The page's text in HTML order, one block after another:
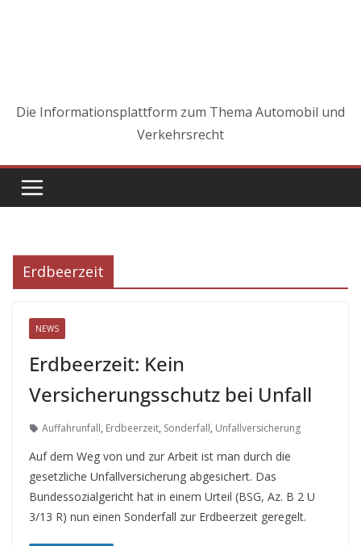
Die Informationsplattform zum Thema Automobil und
Verkehrsrecht
Erdbeerzeit
NEWS
Erdbeerzeit: Kein
Versicherungsschutz bei Unfall
Auffahrunfall, Erdbeerzeit, Sonderfall, Unfallversicherung
Auf dem Weg von und zur Arbeit ist man durch die
gesetzliche Unfallversicherung abgesichert. Das
Bundessozialgericht hat in einem Urteil (BSG, Az. B 2 U
3/13 R) nun einen Sonderfall zur Erdbeerzeit geregelt.